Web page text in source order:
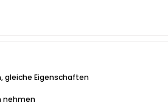
gleiche Eigenschaften
nehmen